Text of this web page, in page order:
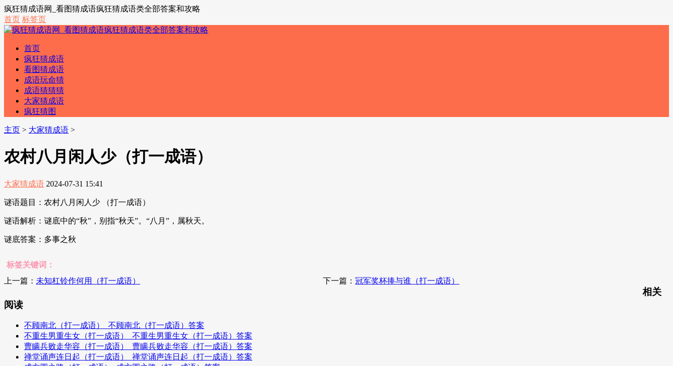
疯狂猜成语网_看图猜成语疯狂猜成语类全部答案和攻略
首页 标签页
首页
疯狂猜成语
看图猜成语
成语玩命猜
成语猜猜猜
大家猜成语
疯狂猜图
主页 > 大家猜成语 >
农村八月闲人少（打一成语）
大家猜成语 2024-07-31 15:41
谜语题目：农村八月闲人少 （打一成语）
谜语解析：谜底中的“秋”，别指“秋天”。“八月”，属秋天。
谜底答案：多事之秋
标签关键词：
上一篇： 未知杠铃作何用（打一成语） 下一篇：冠军奖杯捧与谁（打一成语）
相关
阅读
不顾南北（打一成语）_不顾南北（打一成语）答案
不重生男重生女（打一成语）_不重生男重生女（打一成语）答案
曹瞒兵败走华容（打一成语）_曹瞒兵败走华容（打一成语）答案
禅堂诵声连日起（打一成语）_禅堂诵声连日起（打一成语）答案